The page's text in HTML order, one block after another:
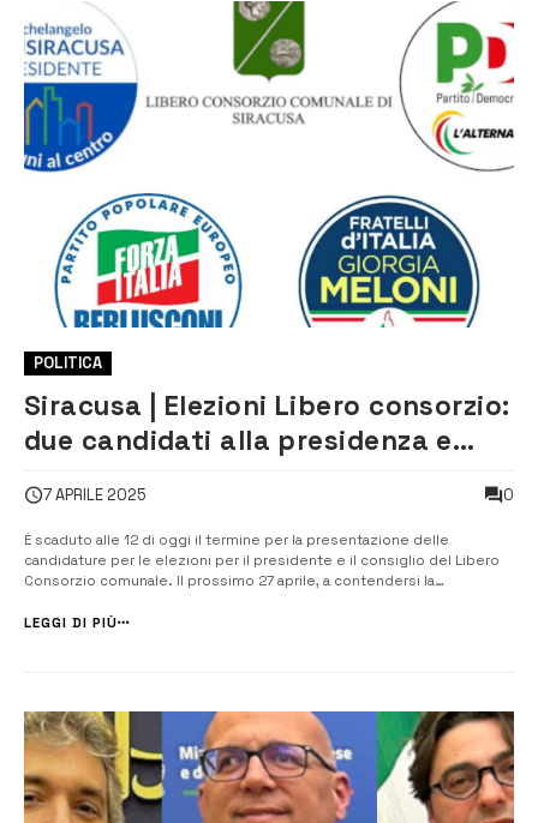
POLITICA
Siracusa | Elezioni Libero consorzio:
due candidati alla presidenza e
7 APRILE 2025 0
È scaduto alle 12 di oggi il termine per la presentazione delle
candidature per le elezioni per il presidente e il consiglio del Libero
Consorzio comunale. Il prossimo 27 aprile, a contendersi la
Giansiracusa, sostenuto dalla lista ‘Comuni al centro’, e quello di
LEGGI DI PIÙ